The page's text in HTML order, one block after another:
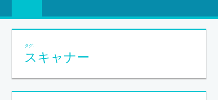
タグ:
スキャナー